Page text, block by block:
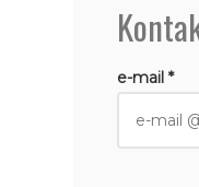
e-mail *